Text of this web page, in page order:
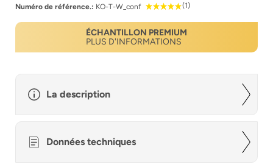
Numéro de référence.: KO-T-W_conf (1)
ÉCHANTILLON PREMIUM
PLUS D'INFORMATIONS
La description
Données techniques